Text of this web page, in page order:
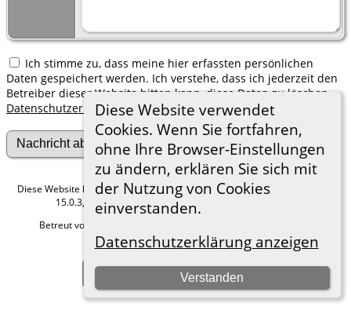
Diese Website verwendet
Cookies. Wenn Sie fortfahren,
ohne Ihre Browser-Einstellungen
zu ändern, erklären Sie sich mit
der Nutzung von Cookies
einverstanden.
Datenschutzerklärung anzeigen
Verstanden
Ich stimme zu, dass meine hier erfassten persönlichen
Daten gespeichert werden. Ich verstehe, dass ich jederzeit den
Betreiber dieser Website bitten kann, diese Daten zu löschen.
Datenschutzerklärung
Diese Website läuft mit The Next Generation of Genealogy Sitebuilding
15.0.3, programmiert von Darrin Lythgoe © 2001-2026.
Betreut von
Hier geht es zum Impressum
Zur Desktop-Webseite wechseln